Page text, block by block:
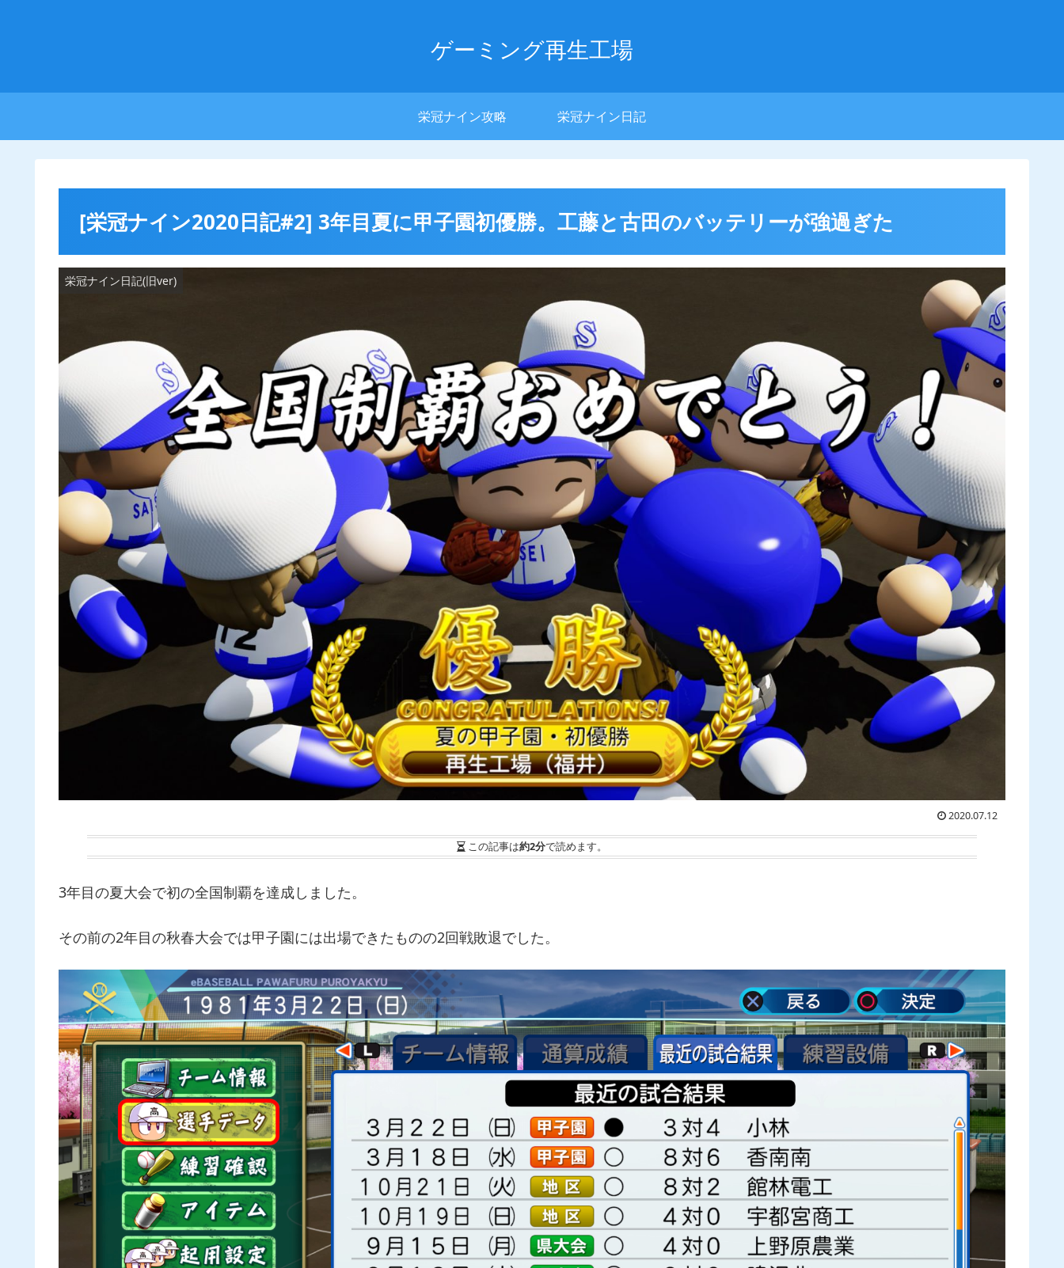
ゲーミング再生工場
栄冠ナイン攻略 栄冠ナイン日記
[栄冠ナイン2020日記#2] 3年目夏に甲子園初優勝。工藤と古田のバッテリーが強過ぎた
栄冠ナイン日記(旧ver)
2020.07.12
この記事は約2分で読めます。
3年目の夏大会で初の全国制覇を達成しました。
その前の2年目の秋春大会では甲子園には出場できたものの2回戦敗退でした。